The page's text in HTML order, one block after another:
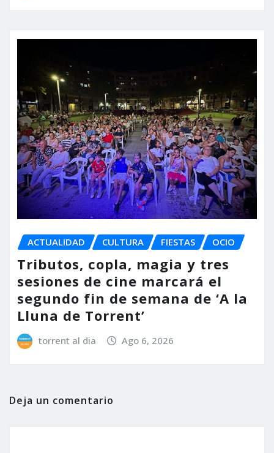
ACTUALIDAD CULTURA FIESTAS OCIO
Tributos, copla, magia y tres
sesiones de cine marcará el
segundo fin de semana de ‘A la
Lluna de Torrent’
torrent al dia Ago 6, 2026
Deja un comentario